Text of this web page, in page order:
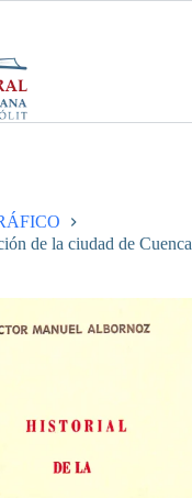
de la ciudad de Cuenca